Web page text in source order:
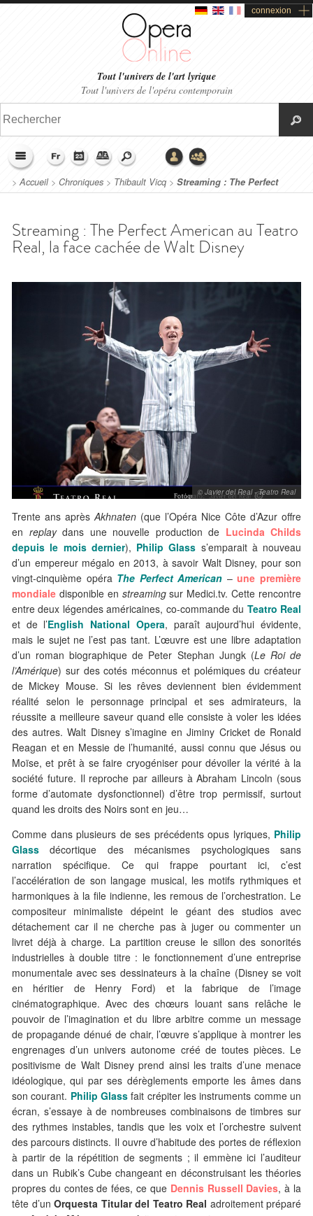
connexion
Tout l'univers de l'art lyrique
Tout l'univers de l'opéra contemporain
>Accueil> Chroniques > Thibault Vicq > Streaming : The Perfect
American au Teatro Real, la face cachée de Walt Disney
Streaming : The Perfect American au Teatro
Real, la face cachée de Walt Disney
© Javier del Real - Teatro Real
Trente ans aprèsAkhnaten (que l’Opéra Nice Côte d’Azur offre
en replaydans une nouvelle production de Lucinda Childs
depuis le mois dernier), Philip Glass s’emparait à nouveau
d’un empereur mégalo en 2013, à savoir Walt Disney, pour son
vingt-cinquième opéra The Perfect American –une première
mondiale disponible en streamingsur Medici.tv. Cette rencontre
entre deux légendes américaines, co-commande du Teatro Real
et de l’English National Opera, paraît aujourd’hui évidente,
mais le sujet ne l’est pas tant. L’œuvre est une libre adaptation
d’un roman biographique de Peter Stephan Jungk (Le Roi de
l’Amérique) sur des cotés méconnus et polémiques du créateur
de Mickey Mouse. Si les rêves deviennent bien évidemment
réalité selon le personnage principal et ses admirateurs, la
réussite a meilleure saveur quand elle consiste à voler les idées
des autres. Walt Disney s’imagine en Jiminy Cricket de Ronald
Reagan et en Messie de l’humanité, aussi connu que Jésus ou
Moïse, et prêt à se faire cryogéniser pour dévoiler la vérité à la
société future. Il reproche par ailleurs à Abraham Lincoln (sous
forme d’automate dysfonctionnel) d’être trop permissif, surtout
quand les droits des Noirs sont en jeu…
Comme dans plusieurs de ses précédents opus lyriques, Philip
Glass décortique des mécanismes psychologiques sans
narration spécifique. Ce qui frappe pourtant ici, c’est
l’accélération de son langage musical, les motifs rythmiques et
harmoniques à la file indienne, les remous de l’orchestration. Le
compositeur minimaliste dépeint le géant des studios avec
détachement car il ne cherche pas à juger ou commenter un
livret déjà à charge. La partition creuse le sillon des sonorités
industrielles à double titre : le fonctionnement d’une entreprise
monumentale avec ses dessinateurs à la chaîne (Disney se voit
en héritier de Henry Ford) et la fabrique de l’image
cinématographique. Avec des chœurs louant sans relâche le
pouvoir de l’imagination et du libre arbitre comme un message
de propagande dénué de chair, l’œuvre s’applique à montrer les
engrenages d’un univers autonome créé de toutes pièces. Le
positivisme de Walt Disney prend ainsi les traits d’une menace
idéologique, qui par ses dérèglements emporte les âmes dans
son courant. Philip Glass fait crépiter les instruments comme un
écran, s’essaye à de nombreuses combinaisons de timbres sur
des rythmes instables, tandis que les voix et l’orchestre suivent
des parcours distincts. Il ouvre d’habitude des portes de réflexion
à partir de la répétition de segments ; il emmène ici l’auditeur
dans un Rubik’s Cube changeant en déconstruisant les théories
propres du contes de fées, ce que Dennis Russell Davies, à la
tête d’un Orquesta Titular del Teatro Real adroitement préparé